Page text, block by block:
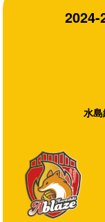
2024-
水